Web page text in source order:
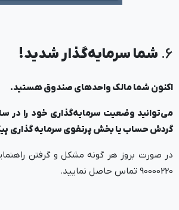
6. شما سرمایه‌گذار شدید!
اکنون شما مالک واحدهای صندوق هستید.
می‌توانید وضعیت سرمایه‌گذاری خود را در
گردش حساب یا بخش پرتفوی سرمایه گذاری
در صورت بروز هر گونه مشکل و گرفتن
90000220 تماس حاصل نمایید.